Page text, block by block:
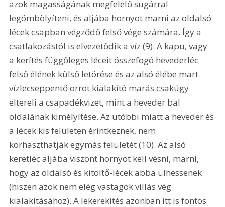
azok magasságának megfelelő sugárral
legömbölyíteni, és aljába hornyot marni az oldalsó
lécek csapban végződő felső vége számára. Így a
csatlakozástól is elvezetődik a víz (9). A kapu, vagy
a kerítés függőleges léceit összefogó hevederléc
felső élének külső letörése és az alsó élébe mart
vízlecseppentő orrot kialakító marás csakúgy
eltereli a csapadékvizet, mint a heveder bal
oldalának kimélyítése. Az utóbbi miatt a heveder és
a lécek kis felületen érintkeznek, nem
korhaszthatják egymás felületét (10). Az alsó
keretléc aljába viszont hornyot kell vésni, marni,
hogy az oldalsó és kitöltő-lécek abba ülhessenek
(hiszen azok nem elég vastagok villás vég
kialakításához). A lekerekítés azonban itt is fontos